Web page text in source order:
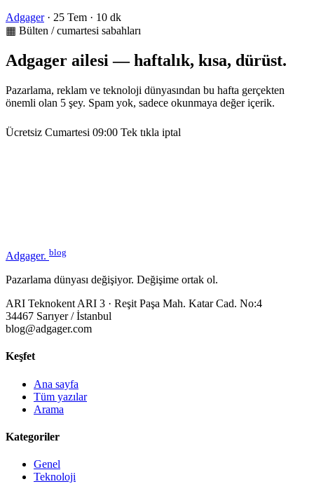
Adgager · 25 Tem · 10 dk
▦ Bülten / cumartesi sabahları
Adgager ailesi — haftalık, kısa, dürüst.
Pazarlama, reklam ve teknoloji dünyasından bu hafta gerçekten
önemli olan 5 şey. Spam yok, sadece okunmaya değer içerik.
Ücretsiz Cumartesi 09:00 Tek tıkla iptal
Adgager. blog
Pazarlama dünyası değişiyor. Değişime ortak ol.
ARI Teknokent ARI 3 · Reşit Paşa Mah. Katar Cad. No:4
34467 Sarıyer / İstanbul
blog@adgager.com
Keşfet
Ana sayfa
Tüm yazılar
Arama
Kategoriler
Genel
Teknoloji